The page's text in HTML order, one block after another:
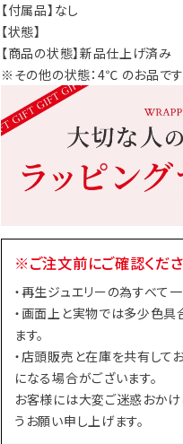
【付属品】なし
【状態】
【商品の状態】新品仕上げ済み
※その他の状態：4℃ のお品です
※ご注文前にご確認くだ
・再生ジュエリーの為すべて
・画面上と実物では多少色
ます。
・店頭販売と在庫を共有して
になる場合がございます。
お客様には大変ご迷惑おかけ
うお願い申し上げます。